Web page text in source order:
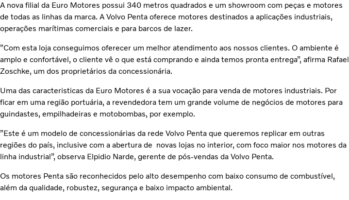
A nova filial da Euro Motores possui 340 metros quadrados e um showroom com peças e motores
de todas as linhas da marca. A Volvo Penta oferece motores destinados a aplicações industriais,
operações marítimas comerciais e para barcos de lazer.
”Com esta loja conseguimos oferecer um melhor atendimento aos nossos clientes. O ambiente é
amplo e confortável, o cliente vê o que está comprando e ainda temos pronta entrega”, afirma Rafael
Zoschke, um dos proprietários da concessionária.
Uma das caracteristicas da Euro Motores é a sua vocação para venda de motores industriais. Por
ficar em uma região portuária, a revendedora tem um grande volume de negócios de motores para
guindastes, empilhadeiras e motobombas, por exemplo.
”Este é um modelo de concessionárias da rede Volvo Penta que queremos replicar em outras
regiões do país, inclusive com a abertura de novas lojas no interior, com foco maior nos motores da
linha industrial”, observa Elpidio Narde, gerente de pós-vendas da Volvo Penta.
Os motores Penta são reconhecidos pelo alto desempenho com baixo consumo de combustível,
além da qualidade, robustez, segurança e baixo impacto ambiental.